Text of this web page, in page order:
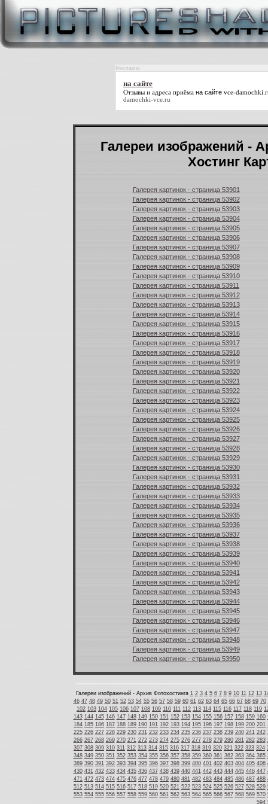
Реклама:
на сайте
Oтзывы и адреса приёма на сайте vce-
damochki-vce.ru
Галереи изображений -
Хостинг
Галерея картинок - страница 53901
Галерея картинок - страница 53902
Галерея картинок - страница 53903
Галерея картинок - страница 53904
Галерея картинок - страница 53905
Галерея картинок - страница 53906
Галерея картинок - страница 53907
Галерея картинок - страница 53908
Галерея картинок - страница 53909
Галерея картинок - страница 53910
Галерея картинок - страница 53911
Галерея картинок - страница 53912
Галерея картинок - страница 53913
Галерея картинок - страница 53914
Галерея картинок - страница 53915
Галерея картинок - страница 53916
Галерея картинок - страница 53917
Галерея картинок - страница 53918
Галерея картинок - страница 53919
Галерея картинок - страница 53920
Галерея картинок - страница 53921
Галерея картинок - страница 53922
Галерея картинок - страница 53923
Галерея картинок - страница 53924
Галерея картинок - страница 53925
Галерея картинок - страница 53926
Галерея картинок - страница 53927
Галерея картинок - страница 53928
Галерея картинок - страница 53929
Галерея картинок - страница 53930
Галерея картинок - страница 53931
Галерея картинок - страница 53932
Галерея картинок - страница 53933
Галерея картинок - страница 53934
Галерея картинок - страница 53935
Галерея картинок - страница 53936
Галерея картинок - страница 53937
Галерея картинок - страница 53938
Галерея картинок - страница 53939
Галерея картинок - страница 53940
Галерея картинок - страница 53941
Галерея картинок - страница 53942
Галерея картинок - страница 53943
Галерея картинок - страница 53944
Галерея картинок - страница 53945
Галерея картинок - страница 53946
Галерея картинок - страница 53947
Галерея картинок - страница 53948
Галерея картинок - страница 53949
Галерея картинок - страница 53950
Галереи изображений - Архив Фотохостинга 1 2 3 4 5 6 7 8 9 10 11 12 13
46 47 48 49 50 51 52 53 54 55 56 57 58 59 60 61 62 63 64 65 66 67 68 69 70
102 103 104 105 106 107 108 109 110 111 112 113 114 115 116 117 118 119
143 144 145 146 147 148 149 150 151 152 153 154 155 156 157 158 159 160
184 185 186 187 188 189 190 191 192 193 194 195 196 197 198 199 200 201
225 226 227 228 229 230 231 232 233 234 235 236 237 238 239 240 241 242
266 267 268 269 270 271 272 273 274 275 276 277 278 279 280 281 282 283
307 308 309 310 311 312 313 314 315 316 317 318 319 320 321 322 323 324
348 349 350 351 352 353 354 355 356 357 358 359 360 361 362 363 364 365
389 390 391 392 393 394 395 396 397 398 399 400 401 402 403 404 405 406
430 431 432 433 434 435 436 437 438 439 440 441 442 443 444 445 446 447
471 472 473 474 475 476 477 478 479 480 481 482 483 484 485 486 487 488
512 513 514 515 516 517 518 519 520 521 522 523 524 525 526 527 528 529
553 554 555 556 557 558 559 560 561 562 563 564 565 566 567 568 569 570
594